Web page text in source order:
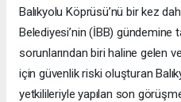
Balıkyolu Köprüsü’nü bir kez
Belediyesi’nin (İBB) gündemine
sorunlarından biri haline gelen
için güvenlik riski oluşturan
yetkilileriyle yapılan son